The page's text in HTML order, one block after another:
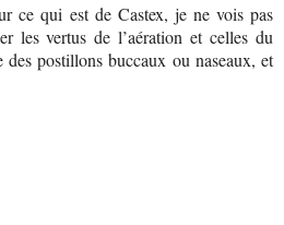
ce qui est de Castex, je ne vois pas
les vertus de l’aération et celles du
des postillons buccaux ou naseaux, et